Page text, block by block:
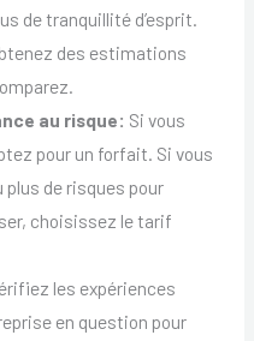
de tranquillité d’esprit.
des estimations
au risque: Si vous
pour un forfait. Si vous
plus de risques pour
choisissez le tarif
les expériences
en question pour